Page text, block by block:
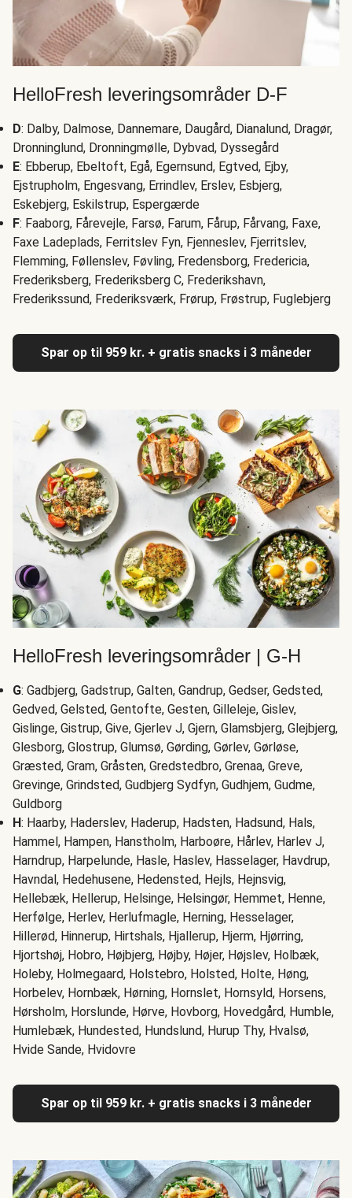
HelloFresh leveringsområder D-F
D: Dalby, Dalmose, Dannemare, Daugård, Dianalund, Dragør,
Dronninglund, Dronningmølle, Dybvad, Dyssegård
E: Ebberup, Ebeltoft, Egå, Egernsund, Egtved, Ejby,
Ejstrupholm, Engesvang, Errindlev, Erslev, Esbjerg,
Eskebjerg, Eskilstrup, Espergærde
F: Faaborg, Fårevejle, Farsø, Farum, Fårup, Fårvang, Faxe,
Faxe Ladeplads, Ferritslev Fyn, Fjenneslev, Fjerritslev,
Flemming, Føllenslev, Føvling, Fredensborg, Fredericia,
Frederiksberg, Frederiksberg C, Frederikshavn,
Frederikssund, Frederiksværk, Frørup, Frøstrup, Fuglebjerg
Spar op til 959 kr. + gratis snacks i 3 måneder
HelloFresh leveringsområder | G-H
G: Gadbjerg, Gadstrup, Galten, Gandrup, Gedser, Gedsted,
Gedved, Gelsted, Gentofte, Gesten, Gilleleje, Gislev,
Gislinge, Gistrup, Give, Gjerlev J, Gjern, Glamsbjerg, Glejbjerg,
Glesborg, Glostrup, Glumsø, Gørding, Gørlev, Gørløse,
Græsted, Gram, Gråsten, Gredstedbro, Grenaa, Greve,
Grevinge, Grindsted, Gudbjerg Sydfyn, Gudhjem, Gudme,
Guldborg
H: Haarby, Haderslev, Haderup, Hadsten, Hadsund, Hals,
Hammel, Hampen, Hanstholm, Harboøre, Hårlev, Harlev J,
Harndrup, Harpelunde, Hasle, Haslev, Hasselager, Havdrup,
Havndal, Hedehusene, Hedensted, Hejls, Hejnsvig,
Hellebæk, Hellerup, Helsinge, Helsingør, Hemmet, Henne,
Herfølge, Herlev, Herlufmagle, Herning, Hesselager,
Hillerød, Hinnerup, Hirtshals, Hjallerup, Hjerm, Hjørring,
Hjortshøj, Hobro, Højbjerg, Højby, Højer, Højslev, Holbæk,
Holeby, Holmegaard, Holstebro, Holsted, Holte, Høng,
Horbelev, Hornbæk, Hørning, Hornslet, Hornsyld, Horsens,
Hørsholm, Horslunde, Hørve, Hovborg, Hovedgård, Humble,
Humlebæk, Hundested, Hundslund, Hurup Thy, Hvalsø,
Hvide Sande, Hvidovre
Spar op til 959 kr. + gratis snacks i 3 måneder